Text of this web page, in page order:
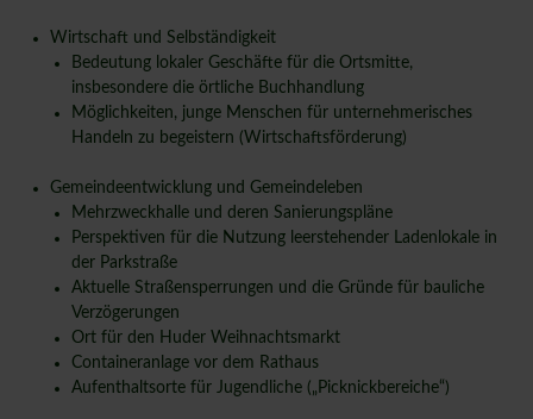
Wirtschaft und Selbständigkeit
Bedeutung lokaler Geschäfte für die Ortsmitte,
insbesondere die örtliche Buchhandlung
Möglichkeiten, junge Menschen für unternehmerisches
Handeln zu begeistern (Wirtschaftsförderung)
Gemeindeentwicklung und Gemeindeleben
Mehrzweckhalle und deren Sanierungspläne
Perspektiven für die Nutzung leerstehender Ladenlokale in
der Parkstraße
Aktuelle Straßensperrungen und die Gründe für bauliche
Verzögerungen
Ort für den Huder Weihnachtsmarkt
Containeranlage vor dem Rathaus
Aufenthaltsorte für Jugendliche („Picknickbereiche“)